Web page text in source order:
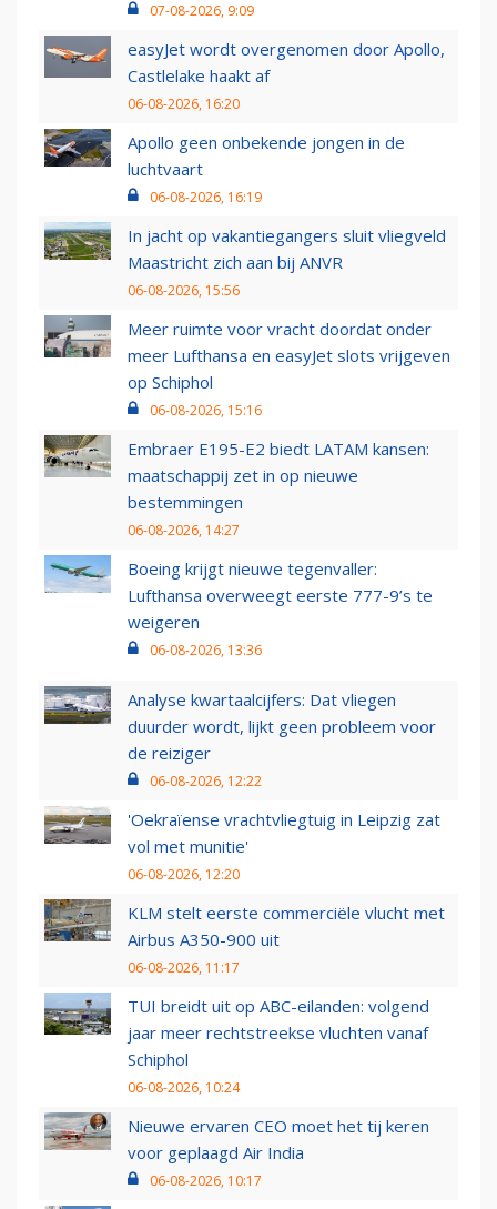
07-08-2026, 9:09
easyJet wordt overgenomen door Apollo,
Castlelake haakt af
06-08-2026, 16:20
Apollo geen onbekende jongen in de
luchtvaart
06-08-2026, 16:19
In jacht op vakantiegangers sluit vliegveld
Maastricht zich aan bij ANVR
06-08-2026, 15:56
Meer ruimte voor vracht doordat onder
meer Lufthansa en easyJet slots vrijgeven
op Schiphol
06-08-2026, 15:16
Embraer E195-E2 biedt LATAM kansen:
maatschappij zet in op nieuwe
bestemmingen
06-08-2026, 14:27
Boeing krijgt nieuwe tegenvaller:
Lufthansa overweegt eerste 777-9’s te
weigeren
06-08-2026, 13:36
Analyse kwartaalcijfers: Dat vliegen
duurder wordt, lijkt geen probleem voor
de reiziger
06-08-2026, 12:22
'Oekraïense vrachtvliegtuig in Leipzig zat
vol met munitie'
06-08-2026, 12:20
KLM stelt eerste commerciële vlucht met
Airbus A350-900 uit
06-08-2026, 11:17
TUI breidt uit op ABC-eilanden: volgend
jaar meer rechtstreekse vluchten vanaf
Schiphol
06-08-2026, 10:24
Nieuwe ervaren CEO moet het tij keren
voor geplaagd Air India
06-08-2026, 10:17